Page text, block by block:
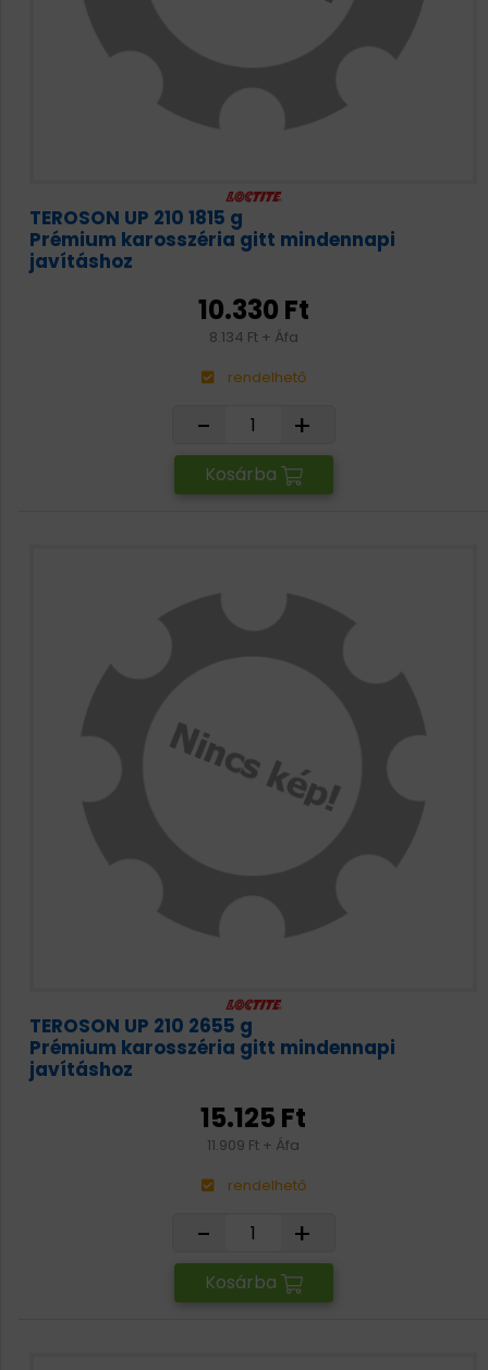
TEROSON UP 210 1815 g
Prémium karosszéria gitt mindennapi
javításhoz
10.330 Ft
8.134 Ft + Áfa
rendelhető
- +
Kosárba
TEROSON UP 210 2655 g
Prémium karosszéria gitt mindennapi
javításhoz
15.125 Ft
11.909 Ft + Áfa
rendelhető
- +
Kosárba